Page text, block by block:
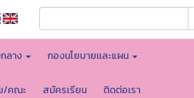
ลาง กองนโยบายเเละแผน
/คณะ สมัครเรียน ติดต่อเรา